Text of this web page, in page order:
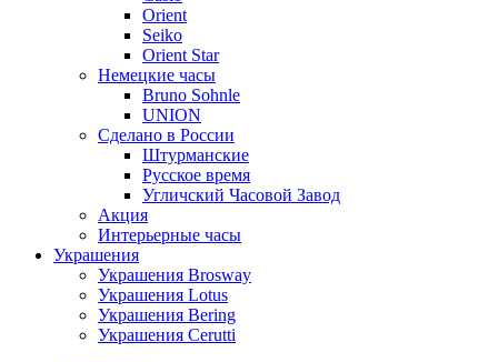
Orient
Seiko
Orient Star
Немецкие часы
Bruno Sohnle
UNION
Сделано в России
Штурманские
Русское время
Угличский Часовой Завод
Акция
Интерьерные часы
Украшения
Украшения Brosway
Украшения Lotus
Украшения Bering
Украшения Cerutti